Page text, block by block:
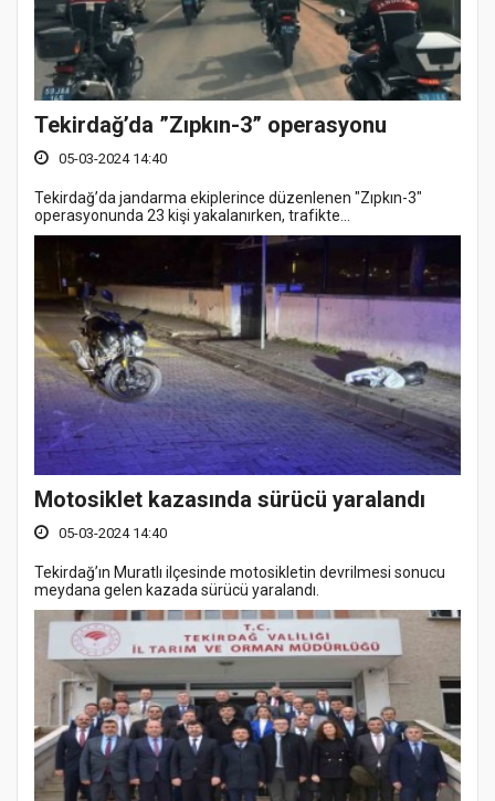
Tekirdağ’da ”Zıpkın-3” operasyonu
05-03-2024 14:40
Tekirdağ’da jandarma ekiplerince düzenlenen "Zıpkın-3"
operasyonunda 23 kişi yakalanırken, trafikte...
Motosiklet kazasında sürücü yaralandı
05-03-2024 14:40
Tekirdağ’ın Muratlı ilçesinde motosikletin devrilmesi sonucu
meydana gelen kazada sürücü yaralandı.